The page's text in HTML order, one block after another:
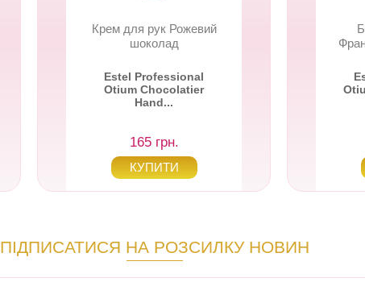
Крем для рук Рожевий
шоколад
Estel Professional
Otium Chocolatier
Hand...
165 грн.
ПІДПИСАТИСЯ НА РОЗСИЛКУ НОВИН